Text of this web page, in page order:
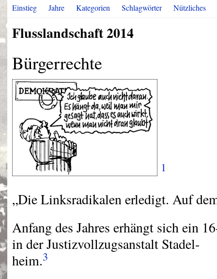
Einstieg Jahre Kategorien Schlagwörter Nützliches
Flusslandschaft 2014
Bürgerrechte
1
„Die Linksradikalen erledigt. Auf
Anfang des Jahres erhängt sich ein
in der Justizvollzugsanstalt Stadel-
heim.3